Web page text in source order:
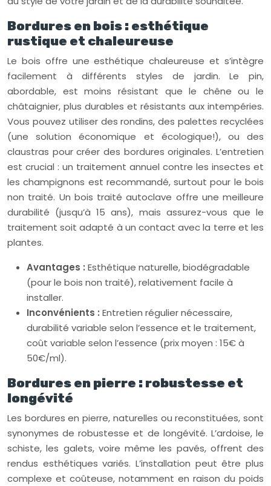
Bordures en bois : esthétique
rustique et chaleureuse
Le bois offre une esthétique chaleureuse et s’intègre
facilement à différents styles de jardin. Le pin,
abordable, est moins résistant que le chêne ou le
châtaignier, plus durables et résistants aux intempéries.
Vous pouvez utiliser des rondins, des palettes recyclées
(une solution économique et écologique!), ou des
claustras pour créer des bordures originales. L’entretien
est crucial : un traitement annuel contre les insectes et
les champignons est recommandé, surtout pour le bois
non traité. Un bois traité autoclave offre une meilleure
durabilité (jusqu’à 15 ans), mais assurez-vous que le
traitement soit adapté à un contact avec la terre et les
plantes.
Avantages : Esthétique naturelle, biodégradable
(pour le bois non traité), relativement facile à
installer.
Inconvénients : Entretien régulier nécessaire,
durabilité variable selon l’essence et le traitement,
coût variable selon l’essence (prix moyen : 15€ à
50€/ml).
Bordures en pierre : robustesse et
longévité
Les bordures en pierre, naturelles ou reconstituées, sont
synonymes de robustesse et de longévité. L’ardoise, le
schiste, les galets, voire même les pavés, offrent des
rendus esthétiques variés. L’installation peut être plus
complexe et coûteuse, notamment en raison du poids